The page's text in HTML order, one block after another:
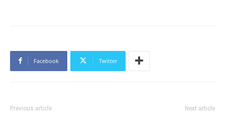
Facebook Twitter
Previous article Next article